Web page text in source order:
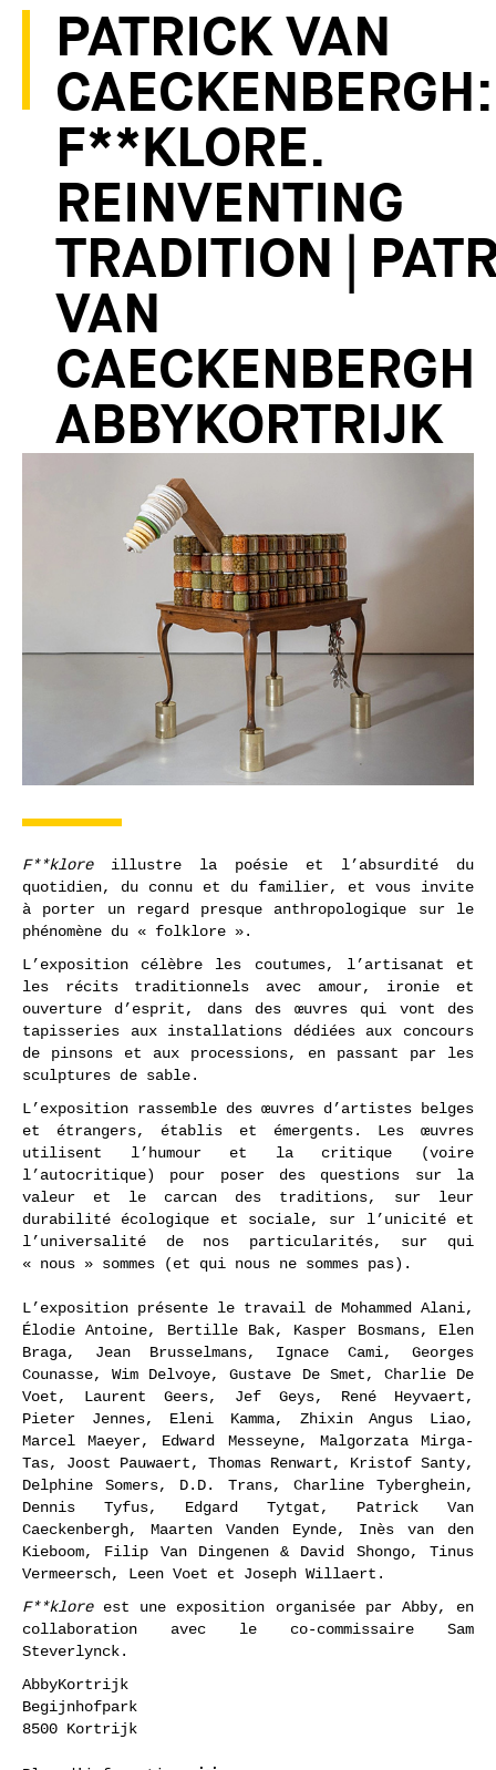
PATRICK VAN
CAECKENBERGH:
F**KLORE.
REINVENTING
TRADITION |
VAN
CAECKENBERGH
ABBYKORTRIJK
F**kloreillustre la poésie et l’absurdité du
quotidien, du connu et du familier, et vous invite
à porter un regard presque anthropologique sur le
phénomène du « folklore ».
L’exposition célèbre les coutumes, l’artisanat et
les récits traditionnels avec amour, ironie et
ouverture d’esprit, dans des œuvres qui vont des
tapisseries aux installations dédiées aux concours
de pinsons et aux processions, en passant par les
sculptures de sable.
L’exposition rassemble des œuvres d’artistes belges
et étrangers, établis et émergents. Les œuvres
utilisent l’humour et la critique (voire
l’autocritique) pour poser des questions sur la
valeur et le carcan des traditions, sur leur
durabilité écologique et sociale, sur l’unicité et
l’universalité de nos particularités, sur qui
« nous » sommes (et qui nous ne sommes pas).
L’exposition présente le travail de Mohammed Alani,
Élodie Antoine, Bertille Bak, Kasper Bosmans, Elen
Braga, Jean Brusselmans, Ignace Cami, Georges
Counasse, Wim Delvoye, Gustave De Smet, Charlie De
Voet, Laurent Geers, Jef Geys, René Heyvaert,
Pieter Jennes, Eleni Kamma, Zhixin Angus Liao,
Marcel Maeyer, Edward Messeyne, Malgorzata Mirga-
Tas, Joost Pauwaert, Thomas Renwart, Kristof Santy,
Delphine Somers, D.D. Trans, Charline Tyberghein,
Dennis Tyfus, Edgard Tytgat, Patrick Van
Caeckenbergh, Maarten Vanden Eynde, Inès van den
Kieboom, Filip Van Dingenen & David Shongo, Tinus
Vermeersch, Leen Voet et Joseph Willaert.
F**kloreest une exposition organisée par Abby, en
collaboration avec le co-commissaire Sam
Steverlynck.
AbbyKortrijk
Begijnhofpark
8500 Kortrijk